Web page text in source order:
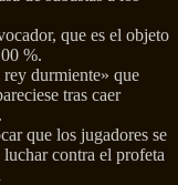
que es el objeto
%.
durmiente» que
tras caer
que los jugadores se
luchar contra el profeta